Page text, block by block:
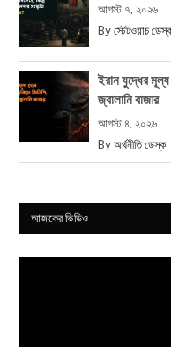
আগস্ট ৭, ২০২৬
By স্টেটওয়াচ
ইরান যুদ্ধের মূল্য
জ্বালানি বাজার
আগস্ট ৪, ২০২৬
By অর্থনীতি ডেস্ক
আজকের ভিডিও